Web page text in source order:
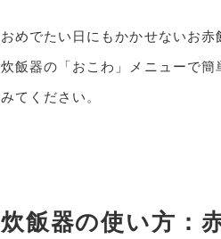
おめでたい日にもかかせないお
炊飯器の「おこわ」メニューで
みてください。
炊飯器の使い方：